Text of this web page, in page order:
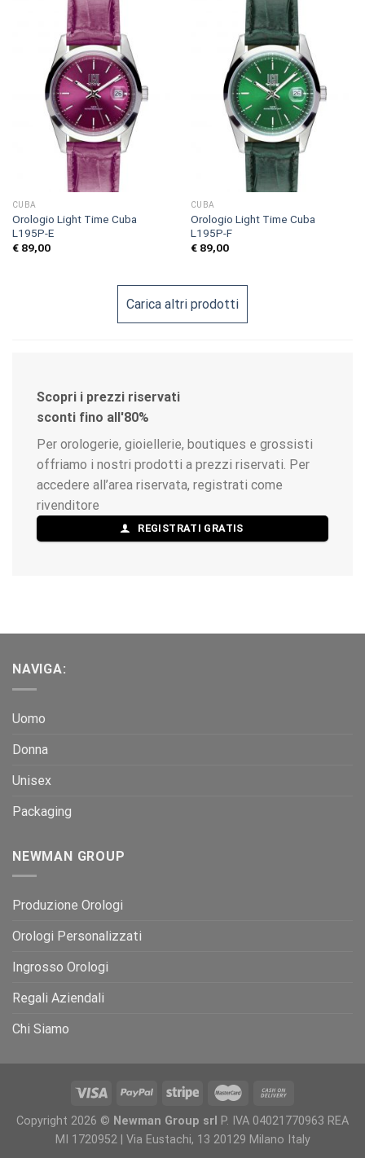
CUBA
Orologio Light Time Cuba
L195P-E
€89,00
CUBA
Orologio Light Time Cuba
L195P-F
€89,00
Carica altri prodotti
Scopri i prezzi riservati
sconti fino all'80%
Per orologerie, gioiellerie, boutiques e grossisti
offriamo i nostri prodotti a prezzi riservati. Per
accedere all’area riservata, registrati come
rivenditore
REGISTRATI GRATIS
NAVIGA:
Uomo
Donna
Unisex
Packaging
NEWMAN GROUP
Produzione Orologi
Orologi Personalizzati
Ingrosso Orologi
Regali Aziendali
Chi Siamo
Copyright 2026 © Newman Group srl P. IVA 04021770963 REA
MI 1720952 | Via Eustachi, 13 20129 Milano Italy